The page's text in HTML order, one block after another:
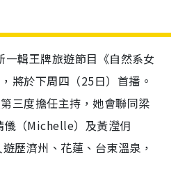
輯王牌旅遊節目《自然系女
將於下周四（25日）首播。
三度擔任主持，她會聯同梁
（Michelle）及黃瀅仴
遊歷濟州、花蓮、台東溫泉，